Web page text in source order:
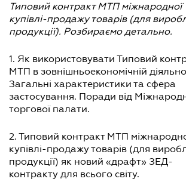
Типовий контракт МТП міжнародної
купівлі-продажу товарів (для
продукції). Розбираємо детально.
1. Як використовувати Типовий
МТП в зовнішньоекономічній
Загальні характеристики та сфера
застосування. Поради від
торгової палати.
2. Типовий контракт МТП
купівлі-продажу товарів (для
продукції) як новий «драфт» ЗЕД-
контракту для всього світу.